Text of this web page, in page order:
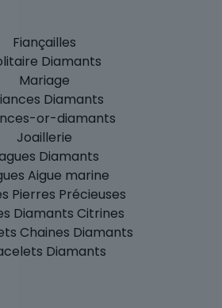
Fiançailles
Diamants
Mariage
Diamants
or-diamants
Joaillerie
Diamants
Aigue marine
Pierres Précieuses
Diamants Citrines
Chaines Diamants
Diamants